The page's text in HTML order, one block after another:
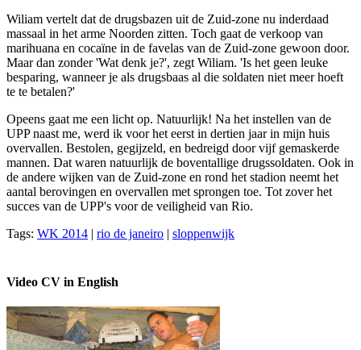
Wiliam vertelt dat de drugsbazen uit de Zuid-zone nu inderdaad
massaal in het arme Noorden zitten. Toch gaat de verkoop van
marihuana en cocaïne in de favelas van de Zuid-zone gewoon door.
Maar dan zonder 'Wat denk je?', zegt Wiliam. 'Is het geen leuke
besparing, wanneer je als drugsbaas al die soldaten niet meer hoeft
te te betalen?'
Opeens gaat me een licht op. Natuurlijk! Na het instellen van de
UPP naast me, werd ik voor het eerst in dertien jaar in mijn huis
overvallen. Bestolen, gegijzeld, en bedreigd door vijf gemaskerde
mannen. Dat waren natuurlijk de boventallige drugssoldaten. Ook in
de andere wijken van de Zuid-zone en rond het stadion neemt het
aantal berovingen en overvallen met sprongen toe. Tot zover het
succes van de UPP's voor de veiligheid van Rio.
Tags: WK 2014 | rio de janeiro | sloppenwijk
Video CV in English